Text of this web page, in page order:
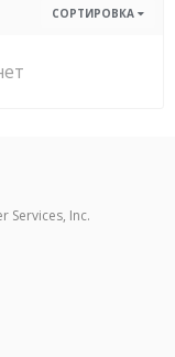
СОРТИРОВКА
Services, Inc.